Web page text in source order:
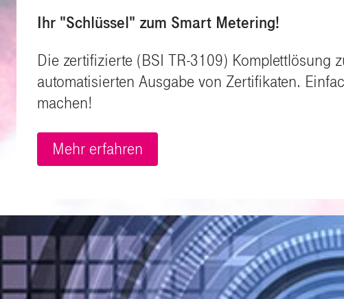
Ihr "Schlüssel" zum Smart Metering!
Die zertifizierte (BSI TR-3109) Komplettlösung
automatisierten Ausgabe von Zertifikaten.
machen!
Mehr erfahren